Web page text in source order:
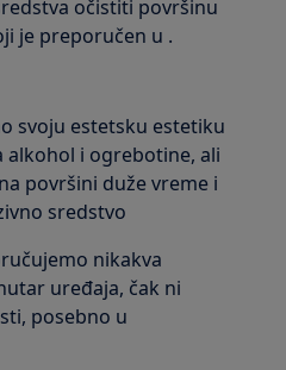
očistiti površinu
je preporučen u .
svoju estetsku estetiku
i ogrebotine, ali
površini duže vreme i
sredstvo
nikakva
uređaja, čak ni
posebno u